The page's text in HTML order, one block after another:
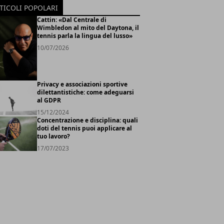
POPOLARI
Cattin: «Dal Centrale di
Wimbledon al mito del Daytona, il
tennis parla la lingua del lusso»
10/07/2026
Privacy e associazioni sportive
dilettantistiche: come adeguarsi
al GDPR
15/12/2024
Concentrazione e disciplina: quali
doti del tennis puoi applicare al
tuo lavoro?
17/07/2023